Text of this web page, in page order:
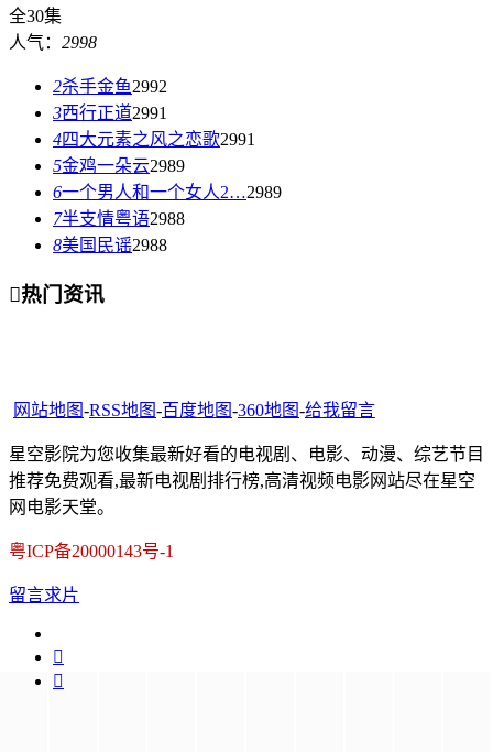
全30集
人气： 2998
2杀手金鱼2992
3西行正道2991
4四大元素之风之恋歌2991
5金鸡一朵云2989
6一个男人和一个女人2…2989
7半支情粤语2988
8美国民谣2988
热门资讯
网站地图-RSS地图-百度地图-360地图-给我留言
星空影院为您收集最新好看的电视剧、电影、动漫、综艺节目
推荐免费观看,最新电视剧排行榜,高清视频电影网站尽在星空
网电影天堂。
粤ICP备20000143号-1
留言求片

